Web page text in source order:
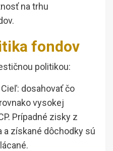
na trhu
fondov
politikou:
dosahovať čo
vysokej
Prípadné zisky z
a získané dôchodky sú